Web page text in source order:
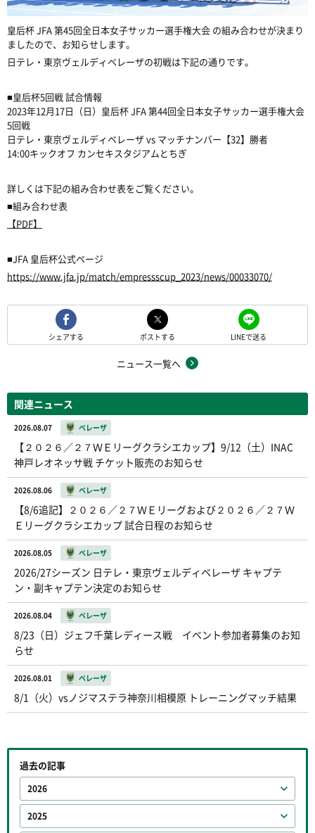
皇后杯 JFA 第45回全日本女子サッカー選手権大会 の組み合わせが決まり
ましたので、お知らせします。
日テレ・東京ヴェルディベレーザの初戦は下記の通りです。
■皇后杯5回戦 試合情報
2023年12月17日（日）皇后杯 JFA 第44回全日本女子サッカー選手権大会
5回戦
日テレ・東京ヴェルディベレーザ vs マッチナンバー【32】勝者
14:00キックオフ カンセキスタジアムとちぎ
詳しくは下記の組み合わせ表をご覧ください。
■組み合わせ表
【PDF】
■JFA 皇后杯公式ページ
https://www.jfa.jp/match/empressscup_2023/news/00033070/
シェアする ポストする LINEで送る
ニュース一覧へ
関連ニュース
2026.08.07 ベレーザ
【２０２６／２７ＷＥリーグクラシエカップ】9/12（土）INAC
神戸レオネッサ戦 チケット販売のお知らせ
2026.08.06 ベレーザ
【8/6追記】２０２６／２７ＷＥリーグおよび２０２６／２７Ｗ
Ｅリーグクラシエカップ 試合日程のお知らせ
2026.08.05 ベレーザ
2026/27シーズン 日テレ・東京ヴェルディベレーザ キャプテ
ン・副キャプテン決定のお知らせ
2026.08.04 ベレーザ
8/23（日）ジェフ千葉レディース戦 イベント参加者募集のお知
らせ
2026.08.01 ベレーザ
8/1（火）vsノジマステラ神奈川相模原 トレーニングマッチ結果
過去の記事
2026
2025